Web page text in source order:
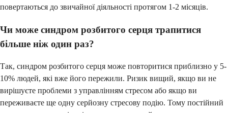
повертаються до звичайної діяльності протягом 1-2 місяців.
Чи може синдром розбитого серця трапитися
більше ніж один раз?
Так, синдром розбитого серця може повторитися приблизно у 5-
10% людей, які вже його пережили. Ризик вищий, якщо ви не
вирішуєте проблеми з управлінням стресом або якщо ви
переживаєте ще одну серйозну стресову подію. Тому постійний